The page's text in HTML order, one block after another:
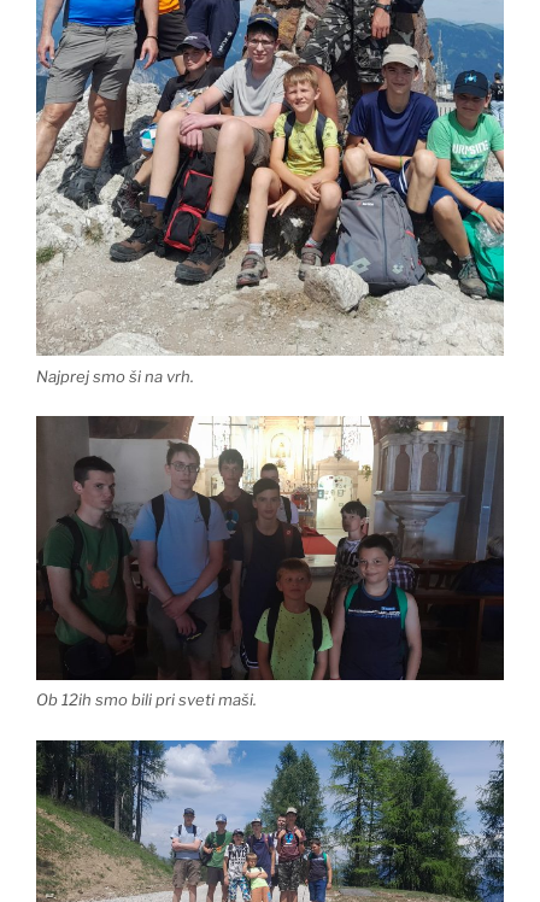
Najprej smo ši na vrh.
Ob 12ih smo bili pri sveti maši.